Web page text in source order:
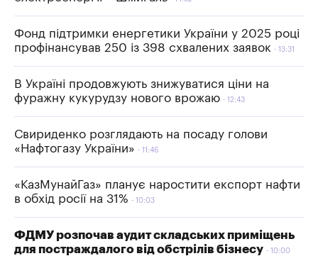
Фонд підтримки енергетики України у 2025 році
профінансував 250 із 398 схвалених заявок
13:31
В Україні продовжують знижуватися ціни на
фуражну кукурудзу нового врожаю
12:43
Свириденко розглядають на посаду голови
«Нафтогазу України»
11:46
«КазМунайГаз» планує наростити експорт нафти
в обхід росії на 31%
10:03
ФДМУ розпочав аудит складських приміщень
для постраждалого від обстрілів бізнесу
10:00